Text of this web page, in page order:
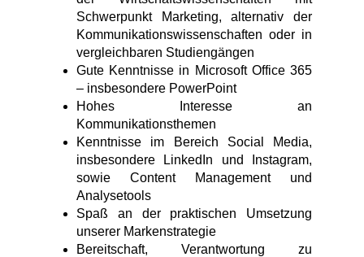
Schwerpunkt Marketing, alternativ der
Kommunikationswissenschaften oder in
vergleichbaren Studiengängen
Gute Kenntnisse in Microsoft Office 365
– insbesondere PowerPoint
Hohes Interesse an
Kommunikationsthemen
Kenntnisse im Bereich Social Media,
insbesondere LinkedIn und Instagram,
sowie Content Management und
Analysetools
Spaß an der praktischen Umsetzung
unserer Markenstrategie
Bereitschaft, Verantwortung zu